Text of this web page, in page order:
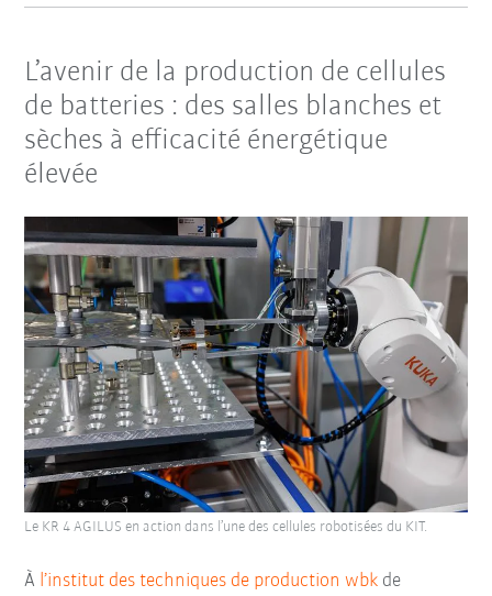
L’avenir de la production de cellules
de batteries : des salles blanches et
sèches à efficacité énergétique
élevée
À l’institut des techniques de production wbk de
Le KR 4 AGILUS en action dans l’une des cellules robotisées du KIT.